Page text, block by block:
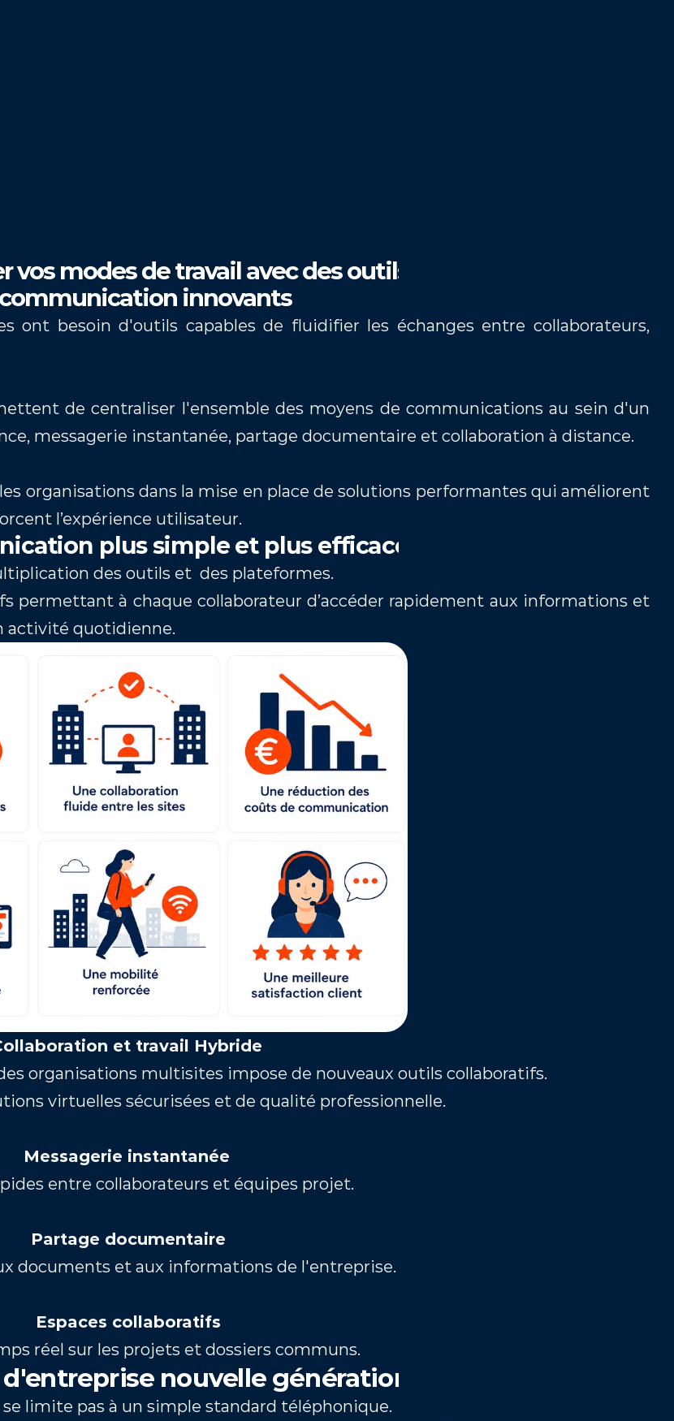
ont besoin d'outils capables de fluidifier les échanges entre collaborateurs,
de centraliser l'ensemble des moyens de communications au sein d'un
messagerie instantanée, partage documentaire et collaboration à distance.
organisations dans la mise en place de solutions performantes qui améliorent
l’expérience utilisateur.
vos modes de travail avec des outils
innovants
plus simple et plus efficace
des outils et  des plateformes.
permettant à chaque collaborateur d’accéder rapidement aux informations et
activité quotidienne.
et travail Hybride
organisations multisites impose de nouveaux outils collaboratifs.
virtuelles sécurisées et de qualité professionnelle.
Messagerie instantanée
entre collaborateurs et équipes projet.
Partage documentaire
documents et aux informations de l'entreprise.
Espaces collaboratifs
réel sur les projets et dossiers communs.
nouvelle génération
limite pas à un simple standard téléphonique.